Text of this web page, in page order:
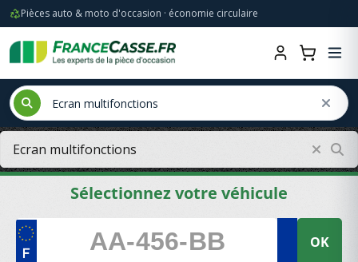
Pièces auto & moto d'occasion · économie circulaire
Sélectionnez votre véhicule
OK